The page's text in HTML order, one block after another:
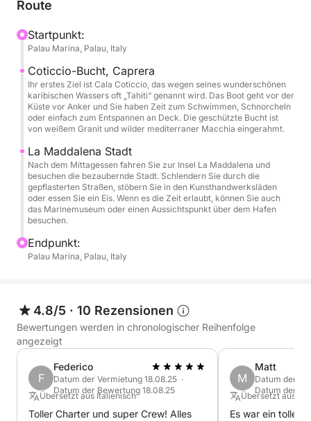
und Schönheit auf See.
Das Boot verfügt über ein geräumiges Sonnendeck
am Bug, ideal zum Entspannen und Sonnenbaden.
Auf Wunsch kann das Heckdeck geöffnet werden,
um den Komfort zu erhöhen und Ihren Tag an Bord
noch angenehmer zu gestalten.
Ideal für Paare, Familien oder kleine Gruppen, die
einen ruhigen und malerischen Tag auf dem Wasser
verbringen möchten.
Erleben Sie die Magie von Caprera und Maddalena!
Route
Startpunkt:
Palau Marina, Palau, Italy
Coticcio-Bucht, Caprera
Ihr erstes Ziel ist Cala Coticcio, das wegen seines wunderschönen
karibischen Wassers oft „Tahiti“ genannt wird. Das Boot geht vor der
Küste vor Anker und Sie haben Zeit zum Schwimmen, Schnorcheln
oder einfach zum Entspannen an Deck. Die geschützte Bucht ist
von weißem Granit und wilder mediterraner Macchia eingerahmt.
La Maddalena Stadt
Nach dem Mittagessen fahren Sie zur Insel La Maddalena und
besuchen die bezaubernde Stadt. Schlendern Sie durch die
gepflasterten Straßen, stöbern Sie in den Kunsthandwerksläden
oder essen Sie ein Eis. Wenn es die Zeit erlaubt, können Sie auch
das Marinemuseum oder einen Aussichtspunkt über dem Hafen
besuchen.
Endpunkt:
Palau Marina, Palau, Italy
4.8/5 · 10 Rezensionen
Bewertungen werden in chronologischer Reihenfolge
angezeigt
F
Federico
Datum der Vermietung 18.08.25 ·
Datum der Bewertung 18.08.25
Übersetzt aus Italienisch
Toller Charter und super Crew! Alles
M
Matt
Datum der
Datum der
Übersetzt aus
Es war ein toller